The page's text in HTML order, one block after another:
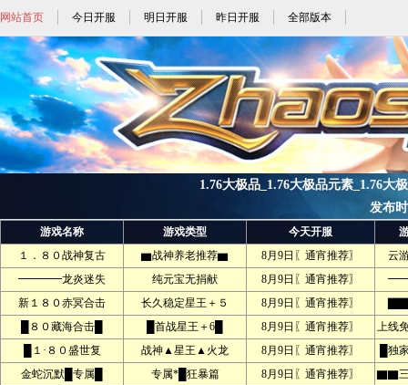
网站首页 今日开服 明日开服 昨日开服 全部版本
1.76大极品_1.76大极品元素_1.76大
发布
游戏名称 游戏类型 今天开服
１．８０战神复古
▆战神养老推荐▆ 8月9日〖通宵推荐〗
云
━━━━龙炎迷失
纯元宝无捐献 8月9日〖通宵推荐〗
━━
新１８０赤冥合击
长久稳定星王＋５ 8月9日〖通宵推荐〗
█８０藏海合击█
█首战星王＋6█ 8月9日〖通宵推荐〗
上线
█１·８０盛世复
战神▲星王▲火龙 8月9日〖通宵推荐〗
█独
金蛇沉默█专属█
专属*█狂暴篇 8月9日〖通宵推荐〗 ▇▇